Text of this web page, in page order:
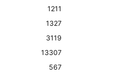
1211
1327
3119
13307
567